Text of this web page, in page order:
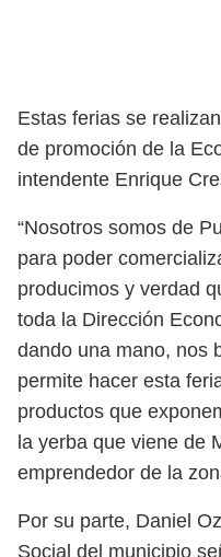
Estas ferias se
de promoción de la
intendente Enrique
“Nosotros somos de
para poder
producimos y verdad
toda la Dirección
dando una mano, nos
permite hacer esta
productos que
la yerba que viene de
emprendedor de la
Por su parte, Daniel
Social del municipio